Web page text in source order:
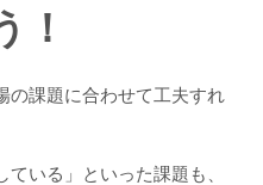
！
の課題に合わせて工夫すれ
いる」といった課題も、